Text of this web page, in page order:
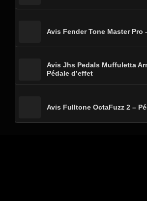
Avis Fender Tone Master Pro
Avis Jhs Pedals Muffuletta
Pédale d’effet
Avis Fulltone OctaFuzz 2 –